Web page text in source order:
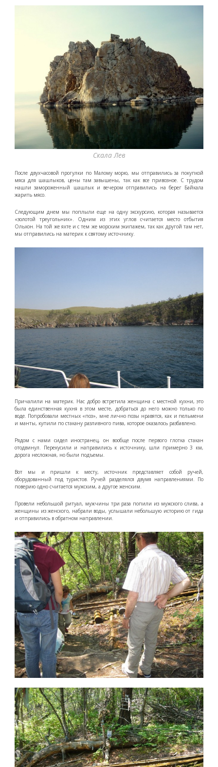
Скала Лев
После двухчасовой прогулки по Малому морю, мы отправились за покупкой
мяса для шашлыков, цены там завышены, так как все привозное. С трудом
нашли замороженный шашлык и вечером отправились на берег Байкала
жарить мясо.
Следующим днем мы поплыли еще на одну экскурсию, которая называется
«золотой треугольник». Одним из этих углов считается место отбытия
Ольхон. На той же яхте и с тем же морским экипажем, так как другой там нет,
мы отправились на материк к святому источнику.
Причалили на материк. Нас добро встретила женщина с местной кухни, это
была единственная кухня в этом месте, добраться до него можно только по
воде. Попробовали местных «поз», мне лично позы нравятся, как и пельмени
и манты, купили по стакану разливного пива, которое оказалось разбавлено.
Рядом с нами сидел иностранец, он вообще после первого глотка стакан
отодвинул. Перекусили и направились к источнику, шли примерно 3 км,
дорога несложная, но были подъемы.
Вот мы и пришли к месту, источник представляет собой ручей,
оборудованный под туристов. Ручей разделялся двумя направлениями. По
поверию одно считается мужским, а другое женским.
Провели небольшой ритуал, мужчины три раза попили из мужского слива, а
женщины из женского, набрали воды, услышали небольшую историю от гида
и отправились в обратном направлении.